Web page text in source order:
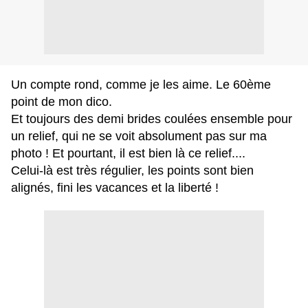
Un compte rond, comme je les aime. Le 60ème
point de mon dico.
Et toujours des demi brides coulées ensemble pour
un relief, qui ne se voit absolument pas sur ma
photo ! Et pourtant, il est bien là ce relief....
Celui-là est très régulier, les points sont bien
alignés, fini les vacances et la liberté !